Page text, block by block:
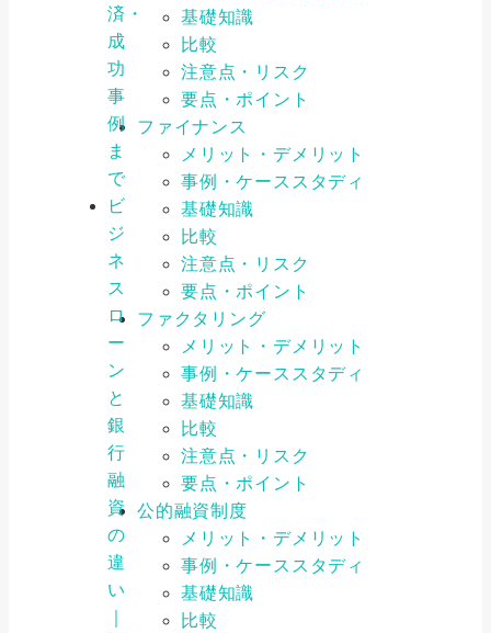
済・
成
功
事
例
ま
で
ビ
ジ
ネ
ス
ロ
ー
ン
と
銀
行
融
資
の
違
い
基礎知識
比較
注意点・リスク
要点・ポイント
ファイナンス
メリット・デメリット
事例・ケーススタディ
基礎知識
比較
注意点・リスク
要点・ポイント
ファクタリング
メリット・デメリット
事例・ケーススタディ
基礎知識
比較
注意点・リスク
要点・ポイント
公的融資制度
メリット・デメリット
事例・ケーススタディ
基礎知識
比較